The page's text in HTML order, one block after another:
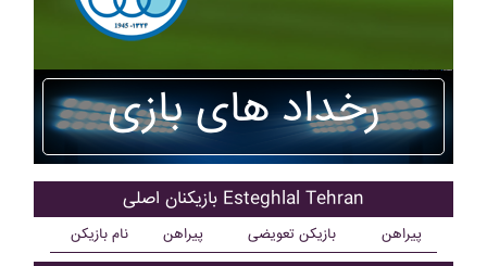
رخداد های بازی
بازیکنان اصلی Esteghlal Tehran
نام بازیکن پیراهن بازیکن تعویضی پیراهن